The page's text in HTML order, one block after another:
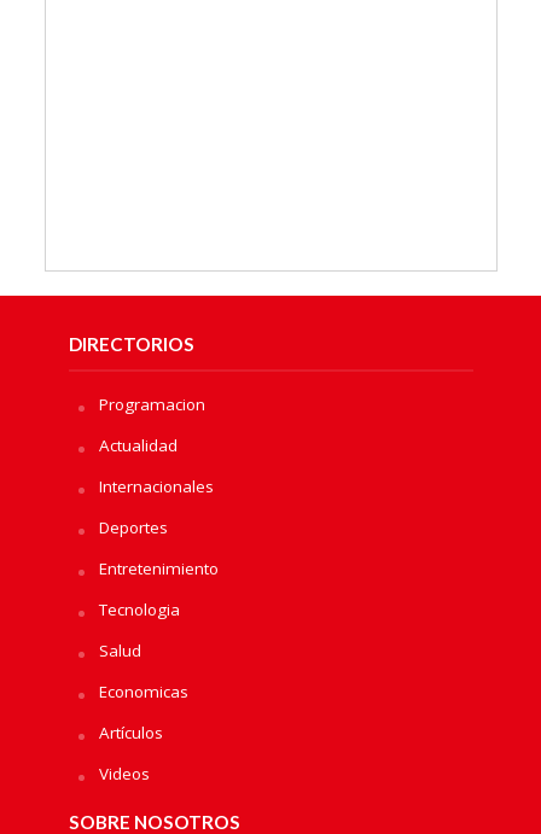
DIRECTORIOS
Programacion
Actualidad
Internacionales
Deportes
Entretenimiento
Tecnologia
Salud
Economicas
Artículos
Videos
SOBRE NOSOTROS